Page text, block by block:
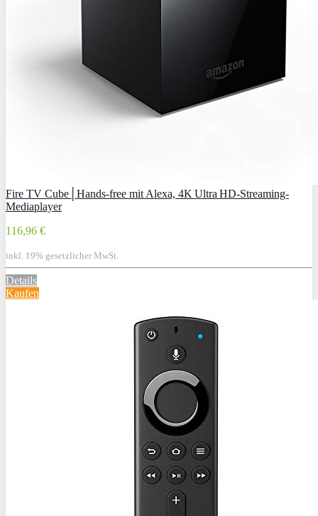
Fire TV Cube│Hands-free mit Alexa, 4K Ultra HD-Streaming-
Mediaplayer
116,96 €
inkl. 19% gesetzlicher MwSt.
Details
Kaufen